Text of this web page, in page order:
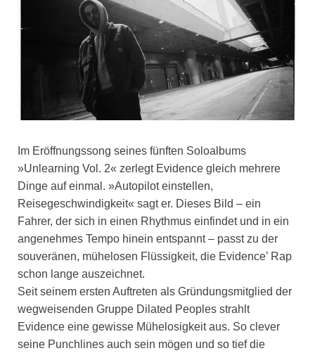
Im Eröffnungssong seines fünften Soloalbums
»Unlearning Vol. 2« zerlegt Evidence gleich mehrere
Dinge auf einmal. »Autopilot einstellen,
Reisegeschwindigkeit« sagt er. Dieses Bild – ein
Fahrer, der sich in einen Rhythmus einfindet und in ein
angenehmes Tempo hinein entspannt – passt zu der
souveränen, mühelosen Flüssigkeit, die Evidence’ Rap
schon lange auszeichnet.
Seit seinem ersten Auftreten als Gründungsmitglied der
wegweisenden Gruppe Dilated Peoples strahlt
Evidence eine gewisse Mühelosigkeit aus. So clever
seine Punchlines auch sein mögen und so tief die